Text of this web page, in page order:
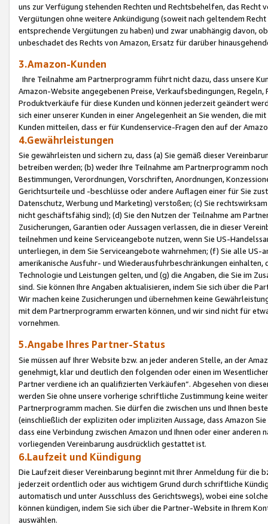
uns zur Verfügung stehenden Rechten und Rechtsbehelfen, das
Vergütungen ohne weitere Ankündigung (soweit nach geltendem
entsprechende Vergütungen zu haben) und zwar unabhängig davon,
unbeschadet des Rechts von Amazon, Ersatz für darüber
3.Amazon-Kunden
Ihre Teilnahme am Partnerprogramm führt nicht dazu, dass unsere
Amazon-Website angegebenen Preise, Verkaufsbedingungen,
Produktverkäufe für diese Kunden und können jederzeit geändert
sich einer unserer Kunden in einer Angelegenheit an Sie wenden, die
Kunden mitteilen, dass er für Kundenservice-Fragen den auf der
4.Gewährleistungen
Sie gewährleisten und sichern zu, dass (a) Sie gemäß dieser
betreiben werden; (b) weder Ihre Teilnahme am Partnerprogramm
Bestimmungen, Verordnungen, Vorschriften, Anordnungen,
Gerichtsurteile und -beschlüsse oder andere Auflagen einer für Sie
Datenschutz, Werbung und Marketing) verstoßen; (c) Sie
nicht geschäftsfähig sind); (d) Sie den Nutzen der Teilnahme am
Zusicherungen, Garantien oder Aussagen verlassen, die in dieser
teilnehmen und keine Serviceangebote nutzen, wenn Sie US-
unterliegen, in dem Sie Serviceangebote wahrnehmen; (f) Sie alle
amerikanische Ausfuhr- und Wiederausfuhrbeschränkungen
Technologie und Leistungen gelten, und (g) die Angaben, die Sie im
sind. Sie können Ihre Angaben aktualisieren, indem Sie sich über die
Wir machen keine Zusicherungen und übernehmen keine
mit dem Partnerprogramm erwarten können, und wir sind nicht für
vornehmen.
5.Angabe Ihres Partner-Status
Sie müssen auf Ihrer Website bzw. an jeder anderen Stelle, an der
genehmigt, klar und deutlich den folgenden oder einen im
Partner verdiene ich an qualifizierten Verkäufen“. Abgesehen von
werden Sie ohne unsere vorherige schriftliche Zustimmung keine
Partnerprogramm machen. Sie dürfen die zwischen uns und Ihnen
(einschließlich der expliziten oder impliziten Aussage, dass Amazon
dass eine Verbindung zwischen Amazon und Ihnen oder einer
vorliegenden Vereinbarung ausdrücklich gestattet ist.
6.Laufzeit und Kündigung
Die Laufzeit dieser Vereinbarung beginnt mit Ihrer Anmeldung für die
jederzeit ordentlich oder aus wichtigem Grund durch schriftliche
automatisch und unter Ausschluss des Gerichtswegs), wobei eine
können kündigen, indem Sie sich über die Partner-Website in Ihrem
auswählen.